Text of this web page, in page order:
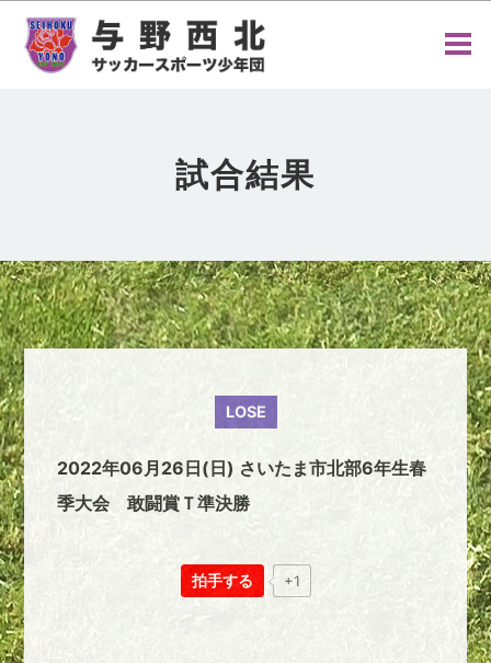
試合結果
LOSE
2022年06月26日(日) さいたま市北部6年生春
季大会 敢闘賞Ｔ準決勝
拍手する +1